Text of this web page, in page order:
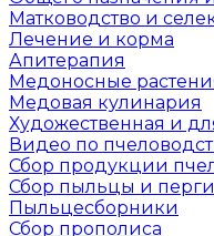
Матководство и
Лечение и корма
Апитерапия
Медоносные
Медовая кулинария
Художественная и
Видео по
Сбор продукции
Сбор пыльцы и перги
Пыльцесборники
Сбор прополиса